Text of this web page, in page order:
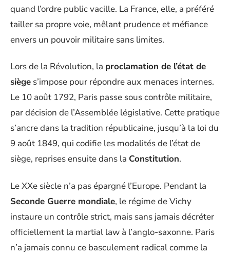
quand l’ordre public vacille. La France, elle, a préféré
tailler sa propre voie, mêlant prudence et méfiance
envers un pouvoir militaire sans limites.
Lors de la Révolution, la proclamation de l’état de
siège s’impose pour répondre aux menaces internes.
Le 10 août 1792, Paris passe sous contrôle militaire,
par décision de l’Assemblée législative. Cette pratique
s’ancre dans la tradition républicaine, jusqu’à la loi du
9 août 1849, qui codifie les modalités de l’état de
siège, reprises ensuite dans la Constitution.
Le XXe siècle n’a pas épargné l’Europe. Pendant la
Seconde Guerre mondiale, le régime de Vichy
instaure un contrôle strict, mais sans jamais décréter
officiellement la martial law à l’anglo-saxonne. Paris
n’a jamais connu ce basculement radical comme la